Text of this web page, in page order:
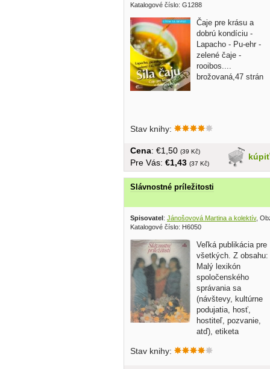
Katalogové číslo: G1288
Čaje pre krásu a
dobrú kondíciu -
Lapacho - Pu-ehr -
zelené čaje -
rooibos....
brožovaná,47 strán
Stav knihy:
kúpiť
Cena: €1,50 (39 Kč)
Pre Vás: €1,43 (37 Kč)
Slávnostné príležitosti
Spisovatel: Jánošovová Martina a kolektív,
Katalogové číslo: H6050
Veľká publikácia pre
všetkých. Z obsahu:
Malý lexikón
spoločenského
správania sa
(návštevy, kultúrne
podujatia, hosť,
hostiteľ, pozvanie,
atď), etiketa
Stav knihy: